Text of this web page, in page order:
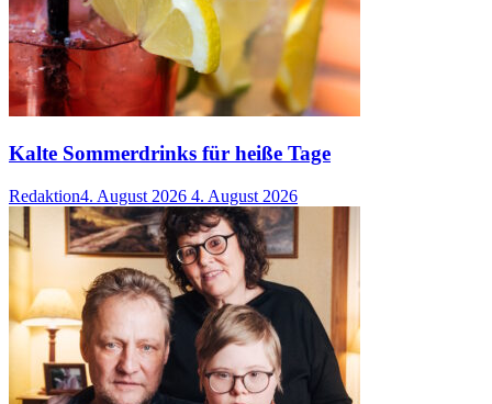
Kalte Sommerdrinks für heiße Tage
Redaktion4. August 2026 4. August 2026